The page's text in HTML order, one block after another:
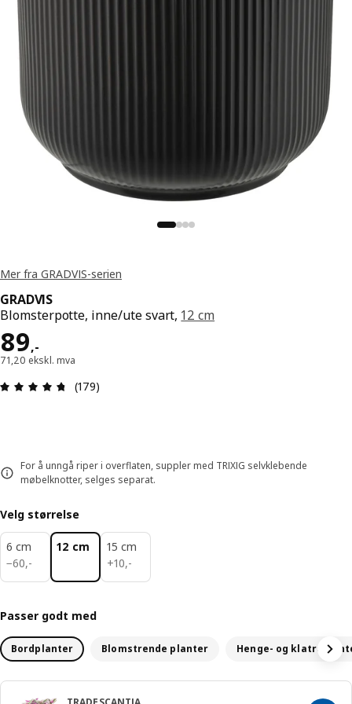
Mer fra GRADVIS-serien
GRADVIS
Blomsterpotte, inne/ute svart, 12 cm
89,-
Pris 89,-
71,20 ekskl. mva
Produktomtale: 4.7 ingen kundevurdering 5
(179)
For å unngå riper i overflaten, suppler med TRIXIG selvklebende
møbelknotter, selges separat.
Velg størrelse
6 cm
−60,-
60,-
12 cm
15 cm
+10,-
10,-
Passer godt med
Bordplanter Blomstrende planter Henge- og